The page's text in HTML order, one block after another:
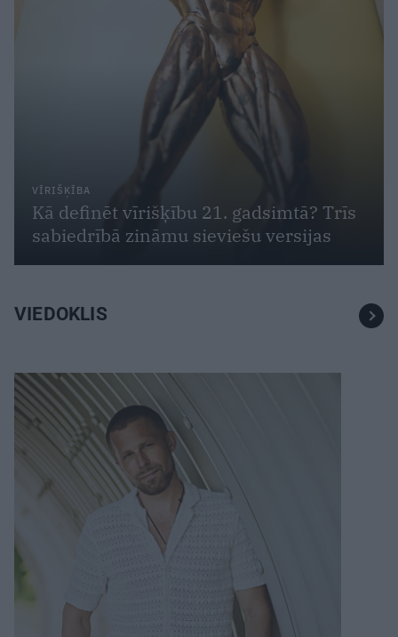
VĪRIŠĶĪBA
Kā definēt vīrišķību 21. gadsimtā? Trīs
sabiedrībā zināmu sieviešu versijas
VIEDOKLIS